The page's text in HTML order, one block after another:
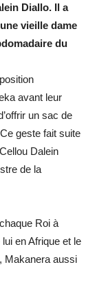
Diallo. Il a
vieille dame
du
avant leur
un sac de
geste fait suite
Dalein
de la
Roi à
en Afrique et le
Makanera aussi